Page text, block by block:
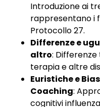
Introduzione ai
rappresentano i
Protocollo 27.
Differenze e
altro:
terapia e altre
Euristiche e
Coaching:
cognitivi